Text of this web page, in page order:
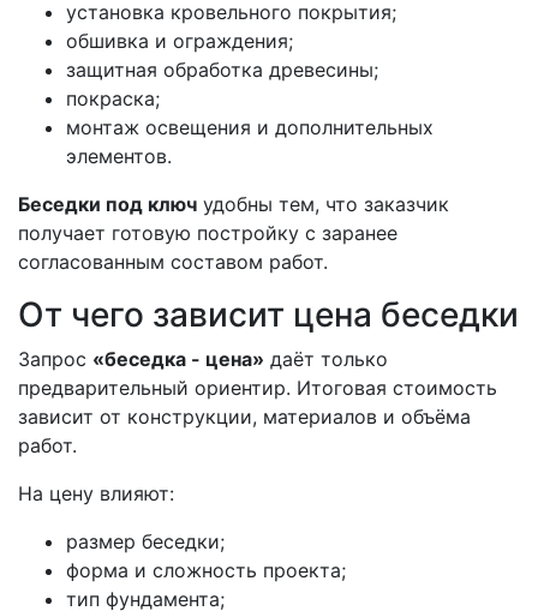
установка кровельного покрытия;
обшивка и ограждения;
защитная обработка древесины;
покраска;
монтаж освещения и дополнительных
элементов.
Беседки под ключ удобны тем, что заказчик
получает готовую постройку с заранее
согласованным составом работ.
От чего зависит цена беседки
Запрос «беседка - цена» даёт только
предварительный ориентир. Итоговая стоимость
зависит от конструкции, материалов и объёма
работ.
На цену влияют:
размер беседки;
форма и сложность проекта;
тип фундамента;